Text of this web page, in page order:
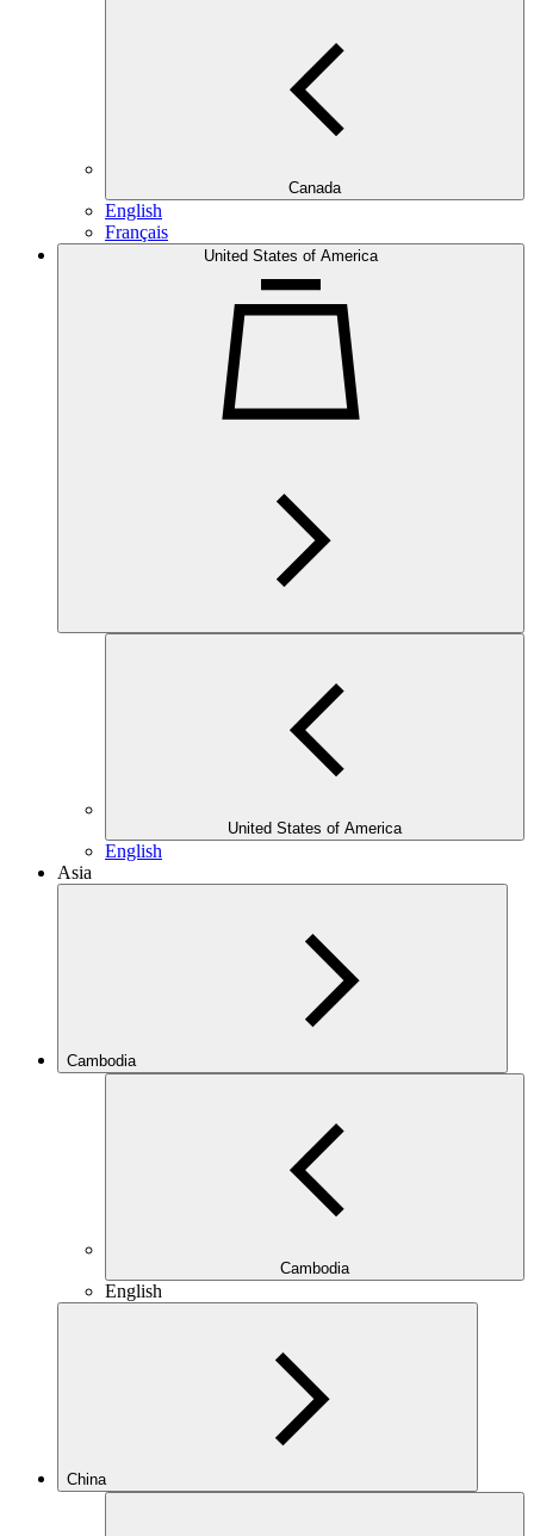
Canada
English
Français
United States of America
United States of America
English
Asia
Cambodia
Cambodia
English
China